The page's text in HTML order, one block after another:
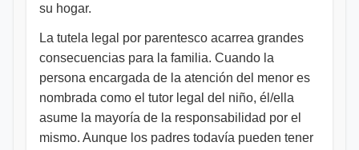
su hogar.
La tutela legal por parentesco acarrea grandes
consecuencias para la familia. Cuando la
persona encargada de la atención del menor es
nombrada como el tutor legal del niño, él/ella
asume la mayoría de la responsabilidad por el
mismo. Aunque los padres todavía pueden tener